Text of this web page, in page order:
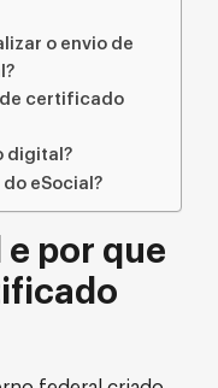
o envio de
de certificado
digital?
eSocial?
e por que